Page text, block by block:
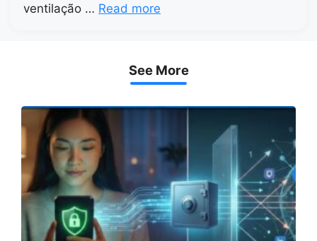
ventilação … Read more
See More